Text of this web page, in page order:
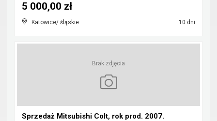
Katowice/ śląskie 10 dni
5 000,00 zł
Brak zdjęcia
Sprzedaż Mitsubishi Colt, rok prod. 2007.